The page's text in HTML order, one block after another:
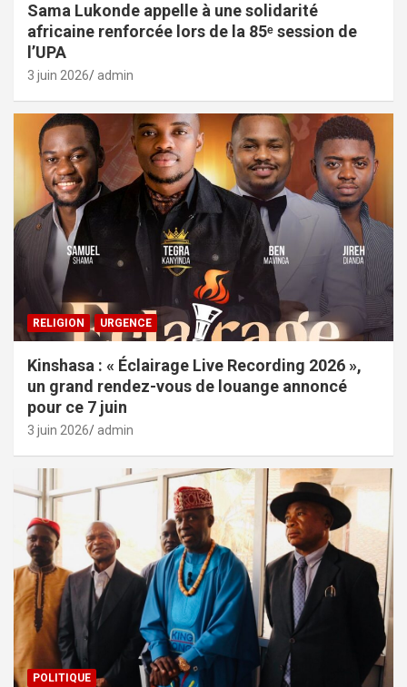
Sama Lukonde appelle à une solidarité
africaine renforcée lors de la 85ᵉ session de
l’UPA
3 juin 2026 admin
RELIGION URGENCE
Kinshasa : « Éclairage Live Recording 2026 »,
un grand rendez-vous de louange annoncé
pour ce 7 juin
3 juin 2026 admin
POLITIQUE